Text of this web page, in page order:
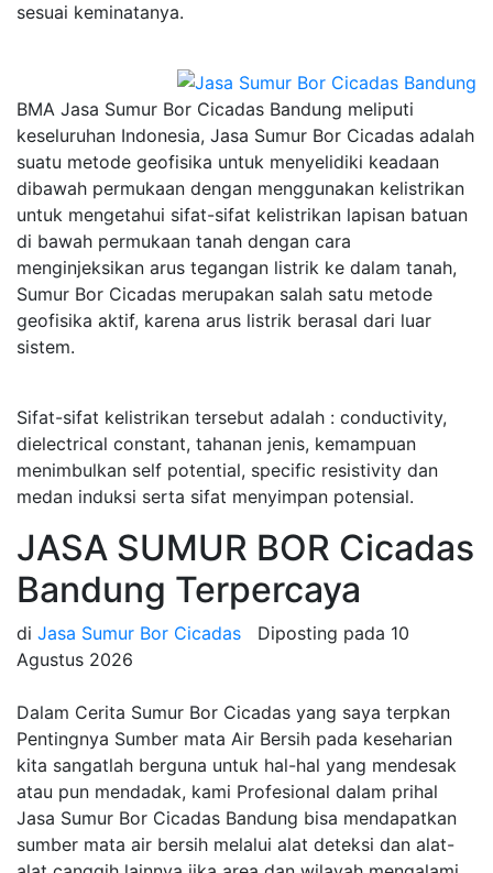
sesuai keminatanya.
BMA Jasa Sumur Bor Cicadas Bandung meliputi
keseluruhan Indonesia, Jasa Sumur Bor Cicadas adalah
suatu metode geofisika untuk menyelidiki keadaan
dibawah permukaan dengan menggunakan kelistrikan
untuk mengetahui sifat-sifat kelistrikan lapisan batuan
di bawah permukaan tanah dengan cara
menginjeksikan arus tegangan listrik ke dalam tanah,
Sumur Bor Cicadas merupakan salah satu metode
geofisika aktif, karena arus listrik berasal dari luar
sistem.
Sifat-sifat kelistrikan tersebut adalah : conductivity,
dielectrical constant, tahanan jenis, kemampuan
menimbulkan self potential, specific resistivity dan
medan induksi serta sifat menyimpan potensial.
JASA SUMUR BOR Cicadas
Bandung Terpercaya
di Jasa Sumur Bor Cicadas Diposting pada 10
Agustus 2026
Dalam Cerita Sumur Bor Cicadas yang saya terpkan
Pentingnya Sumber mata Air Bersih pada keseharian
kita sangatlah berguna untuk hal-hal yang mendesak
atau pun mendadak, kami Profesional dalam prihal
Jasa Sumur Bor Cicadas Bandung bisa mendapatkan
sumber mata air bersih melalui alat deteksi dan alat-